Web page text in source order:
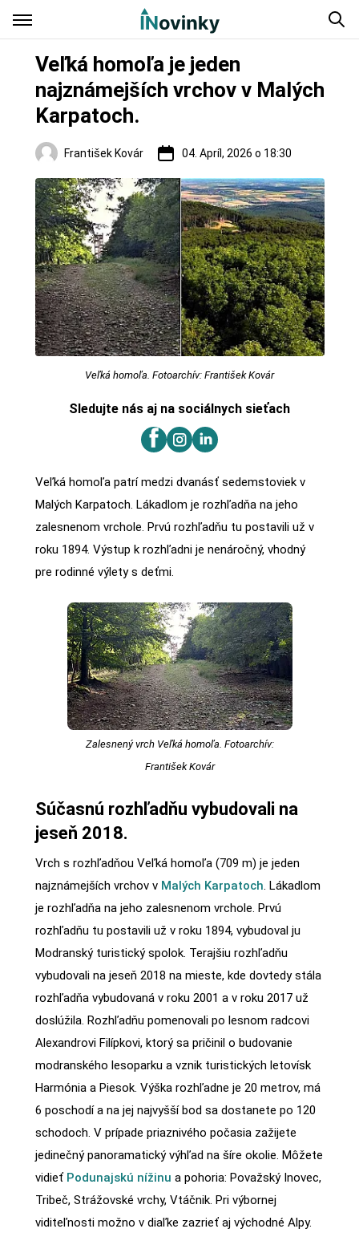
Veľká homoľa je jeden
najznámejších vrchov v Malých
Karpatoch.
František Kovár 04. Apríl, 2026 o 18:30
Regióny
Veľká homoľa. Fotoarchív: František Kovár
Sledujte nás aj na sociálnych sieťach
Veľká homoľa patrí medzi dvanásť sedemstoviek v
Malých Karpatoch. Lákadlom je rozhľadňa na jeho
zalesnenom vrchole. Prvú rozhľadňu tu postavili už v
roku 1894. Výstup k rozhľadni je nenáročný, vhodný
pre rodinné výlety s deťmi.
Zalesnený vrch Veľká homoľa. Fotoarchív:
František Kovár
Súčasnú rozhľadňu vybudovali na
jeseň 2018.
Vrch s rozhľadňou Veľká homoľa (709 m) je jeden
najznámejších vrchov v Malých Karpatoch. Lákadlom
je rozhľadňa na jeho zalesnenom vrchole. Prvú
rozhľadňu tu postavili už v roku 1894, vybudoval ju
Modranský turistický spolok. Terajšiu rozhľadňu
vybudovali na jeseň 2018 na mieste, kde dovtedy stála
rozhľadňa vybudovaná v roku 2001 a v roku 2017 už
doslúžila. Rozhľadňu pomenovali po lesnom radcovi
Alexandrovi Filípkovi, ktorý sa pričinil o budovanie
modranského lesoparku a vznik turistických letovísk
Harmónia a Piesok. Výška rozhľadne je 20 metrov, má
6 poschodí a na jej najvyšší bod sa dostanete po 120
schodoch. V prípade priaznivého počasia zažijete
jedinečný panoramatický výhľad na šíre okolie. Môžete
vidieť Podunajskú nížinu a pohoria: Považský Inovec,
Tribeč, Strážovské vrchy, Vtáčnik. Pri výbornej
viditeľnosti možno v diaľke zazrieť aj východné Alpy.